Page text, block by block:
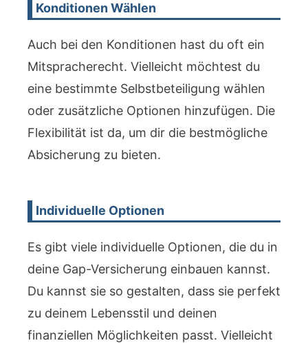
Konditionen Wählen
Auch bei den Konditionen hast du oft ein
Mitspracherecht. Vielleicht möchtest du
eine bestimmte Selbstbeteiligung wählen
oder zusätzliche Optionen hinzufügen. Die
Flexibilität ist da, um dir die bestmögliche
Absicherung zu bieten.
Individuelle Optionen
Es gibt viele individuelle Optionen, die du in
deine Gap-Versicherung einbauen kannst.
Du kannst sie so gestalten, dass sie perfekt
zu deinem Lebensstil und deinen
finanziellen Möglichkeiten passt. Vielleicht